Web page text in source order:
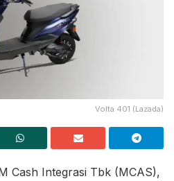
Volta 401 (Lazada)
Cash Integrasi Tbk (MCAS),